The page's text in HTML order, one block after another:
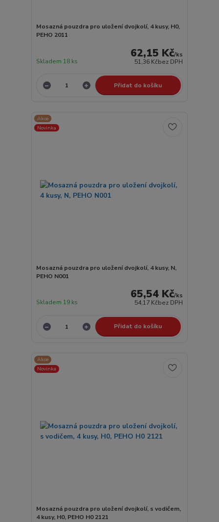
Mosazná pouzdra pro uložení dvojkolí, 4 kusy, H0,
PEHO 2011
62,15 Kč/ks
51,36 Kčbez DPH
Skladem 18 ks
Přidat do košíku
Akce
Novinka
Mosazná pouzdra pro uložení dvojkolí, 4 kusy, N,
PEHO N001
65,54 Kč/ks
54,17 Kčbez DPH
Skladem 19 ks
Přidat do košíku
Akce
Novinka
Mosazná pouzdra pro uložení dvojkolí, s vodičem,
4 kusy, H0, PEHO H0 2121